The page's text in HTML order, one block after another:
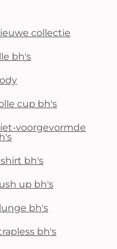
collectie
bh's
cup bh's
voorgevormde
shirt bh's
up bh's
bh's
bh's